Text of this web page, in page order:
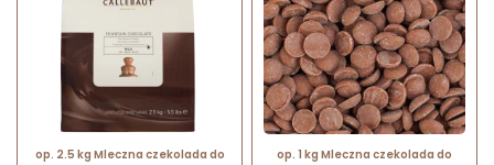
op. 2.5 kg Mleczna czekolada do
op. 1 kg Mleczna czekolada do